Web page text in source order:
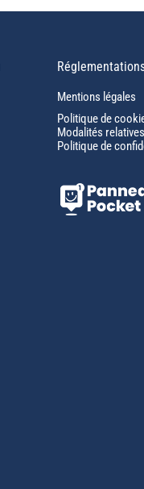
Mentions légales
Politique de
Modalités
Politique de